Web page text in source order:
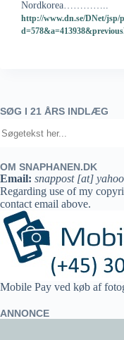
Nordkorea…………..
http://www.dn.se/DNet/jsp/
SØG I 21 ÅRS INDLÆG
OM SNAPHANEN.DK
Email: snappost [at]
Regarding use of my
contact email above.
Mobile Pay ved køb af
ANNONCE